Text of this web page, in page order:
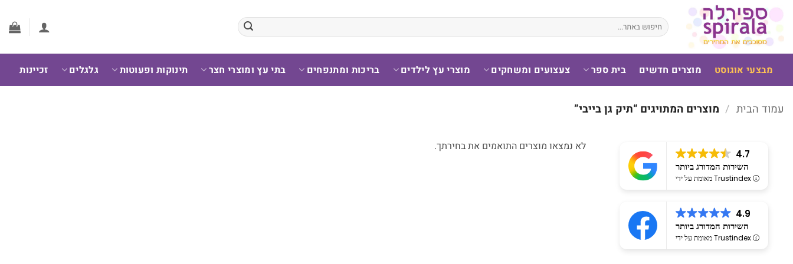
דלג
לתוכן
חיפוש
עבור:
מבצעי אוגוסט מוצרים חדשים בית ספר צעצועים ומשחקים מוצרי עץ לילדים בריכות ומתנפחים בתי עץ ומוצרי חצר תינוקות ופעוטות גלגלים זכיינות
עמוד הבית / מוצרים המתויגים “תיק גן בייבי”
4.7
השירות המדורג ביותר
מאומת על ידי Trustindex
4.9
השירות המדורג ביותר
מאומת על ידי Trustindex
לא נמצאו מוצרים התואמים את בחירתך.